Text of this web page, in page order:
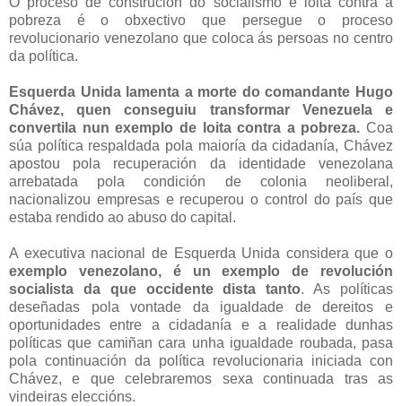
pobreza é o obxectivo que persegue o proceso
revolucionario venezolano que coloca ás persoas no centro
da política.
Esquerda Unida lamenta a morte do comandante Hugo
Chávez, quen conseguiu transformar Venezuela e
convertila nun exemplo de loita contra a pobreza. Coa
súa política respaldada pola maioría da cidadanía, Chávez
apostou pola recuperación da identidade venezolana
arrebatada pola condición de colonia neoliberal,
nacionalizou empresas e recuperou o control do país que
estaba rendido ao abuso do capital.
A executiva nacional de Esquerda Unida considera que o
exemplo venezolano, é un exemplo de revolución
socialista da que occidente dista tanto. As políticas
deseñadas pola vontade da igualdade de dereitos e
oportunidades entre a cidadanía e a realidade dunhas
políticas que camiñan cara unha igualdade roubada, pasa
pola continuación da política revolucionaria iniciada con
Chávez, e que celebraremos sexa continuada tras as
vindeiras eleccións.